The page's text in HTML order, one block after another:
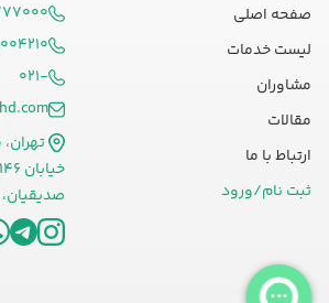
صفحه اصلی
لیست خدمات
مشاوران
مقالات
ارتباط با ما
ثبت نام/ورود
۰۲۱-
۰۲۱-
صدیقیان،